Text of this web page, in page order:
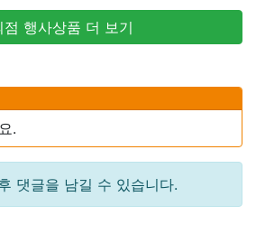
점 행사상품 더 보기
.
댓글을 남길 수 있습니다.